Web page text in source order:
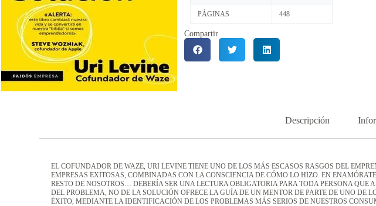
PÁGINAS 448
Compartir
Descripción
EL COFUNDADOR DE WAZE, URI LEVINE TIENE UNO DE LOS MÁS ESCASOS RASGOS DEL
EMPRESAS EXITOSAS, COMBINADAS CON LA CONSCIENCIA DE CÓMO LO HIZO. EN
RESTO DE NOSOTROS… DEBERÍA SER UNA LECTURA OBLIGATORIA PARA TODA PERSONA
DEL PROBLEMA, NO DE LA SOLUCIÓN OFRECE LA GUÍA DE UN MENTOR DE PARTE DE UNO DE
ÉXITO, MEDIANTE LA IDENTIFICACIÓN DE LOS PROBLEMAS MÁS SERIOS DE NUESTROS